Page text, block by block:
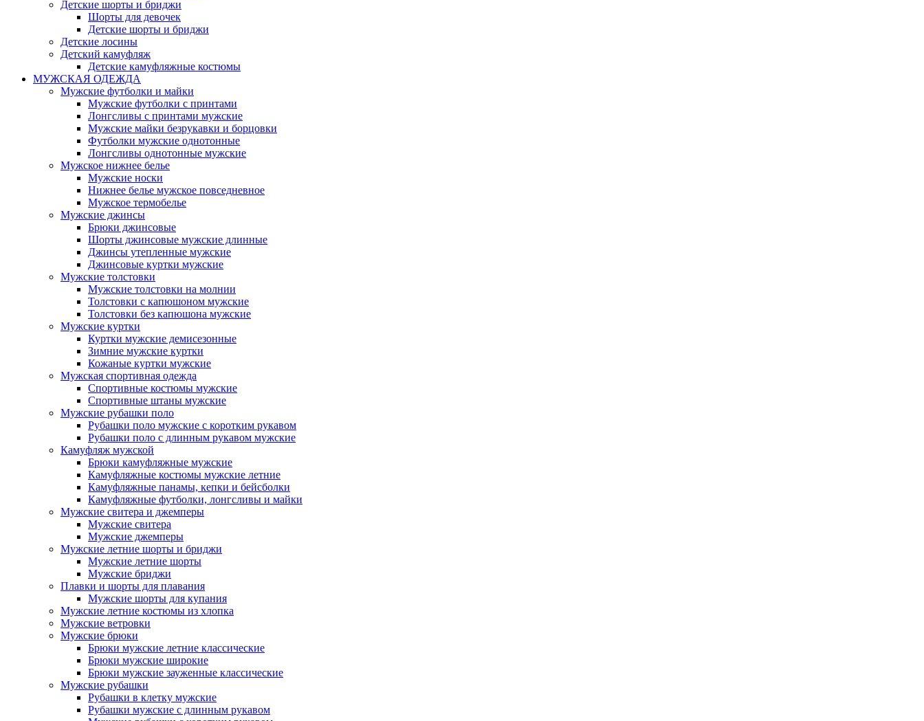
Детские шорты и бриджи
Шорты для девочек
Детские шорты и бриджи
Детские лосины
Детский камуфляж
Детские камуфляжные костюмы
МУЖСКАЯ ОДЕЖДА
Мужские футболки и майки
Мужские футболки с принтами
Лонгсливы с принтами мужские
Мужские майки безрукавки и борцовки
Футболки мужские однотонные
Лонгсливы однотонные мужские
Мужское нижнее белье
Мужские носки
Нижнее белье мужское повседневное
Мужское термобелье
Мужские джинсы
Брюки джинсовые
Шорты джинсовые мужские длинные
Джинсы утепленные мужские
Джинсовые куртки мужские
Мужские толстовки
Мужские толстовки на молнии
Толстовки с капюшоном мужские
Толстовки без капюшона мужские
Мужские куртки
Куртки мужские демисезонные
Зимние мужские куртки
Кожаные куртки мужские
Мужская спортивная одежда
Спортивные костюмы мужские
Спортивные штаны мужские
Мужские рубашки поло
Рубашки поло мужские с коротким рукавом
Рубашки поло с длинным рукавом мужские
Камуфляж мужской
Брюки камуфляжные мужские
Камуфляжные костюмы мужские летние
Камуфляжные панамы, кепки и бейсболки
Камуфляжные футболки, лонгсливы и майки
Мужские свитера и джемперы
Мужские свитера
Мужские джемперы
Мужские летние шорты и бриджи
Мужские летние шорты
Мужские бриджи
Плавки и шорты для плавания
Мужские шорты для купания
Мужские летние костюмы из хлопка
Мужские ветровки
Мужские брюки
Брюки мужские летние классические
Брюки мужские широкие
Брюки мужские зауженные классические
Мужские рубашки
Рубашки в клетку мужские
Рубашки мужские с длинным рукавом